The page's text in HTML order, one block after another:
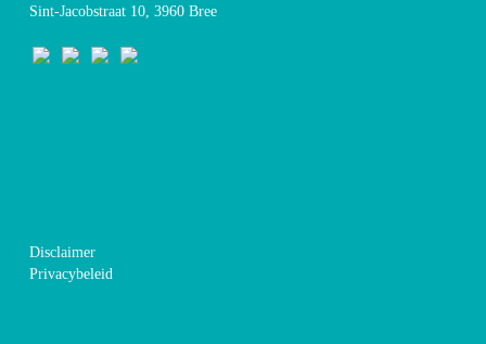
Sint-Jacobstraat 10, 3960 Bree
Disclaimer
Privacybeleid